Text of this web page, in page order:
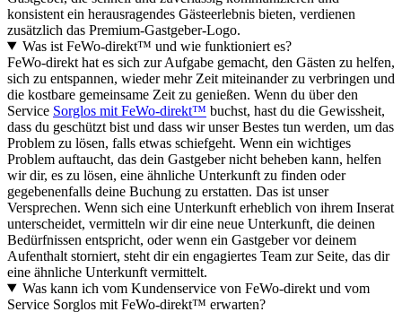
konsistent ein herausragendes Gästeerlebnis bieten, verdienen
zusätzlich das Premium-Gastgeber-Logo.
Was ist FeWo-direkt™ und wie funktioniert es?
FeWo-direkt hat es sich zur Aufgabe gemacht, den Gästen zu helfen,
sich zu entspannen, wieder mehr Zeit miteinander zu verbringen und
die kostbare gemeinsame Zeit zu genießen. Wenn du über den
Service Sorglos mit FeWo-direkt™ buchst, hast du die Gewissheit,
dass du geschützt bist und dass wir unser Bestes tun werden, um das
Problem zu lösen, falls etwas schiefgeht. Wenn ein wichtiges
Problem auftaucht, das dein Gastgeber nicht beheben kann, helfen
wir dir, es zu lösen, eine ähnliche Unterkunft zu finden oder
gegebenenfalls deine Buchung zu erstatten. Das ist unser
Versprechen. Wenn sich eine Unterkunft erheblich von ihrem Inserat
unterscheidet, vermitteln wir dir eine neue Unterkunft, die deinen
Bedürfnissen entspricht, oder wenn ein Gastgeber vor deinem
Aufenthalt storniert, steht dir ein engagiertes Team zur Seite, das dir
eine ähnliche Unterkunft vermittelt.
Was kann ich vom Kundenservice von FeWo-direkt und vom
Service Sorglos mit FeWo-direkt™ erwarten?